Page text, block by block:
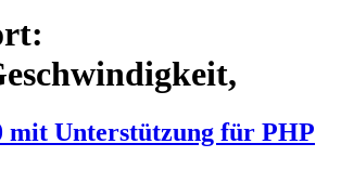
mit Unterstützung für PHP